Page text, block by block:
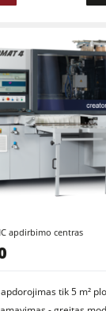
nusiurbimo prietaisai
& dulkių
apdirbimo centras
tik 5 m²